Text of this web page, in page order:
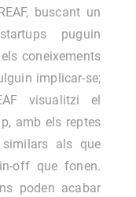
buscant un
puguin
coneixements
implicar-se;
visualitzi el
amb els reptes
als que
off que fonen.
poden acabar